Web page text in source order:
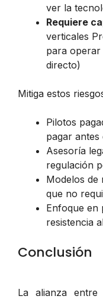
ver la
Requiere
verticales
para operar
directo)
Mitiga estos
Pilotos
pagar antes
Asesoría
regulación
Modelos de
que no
Enfoque en
resistencia
Conclusión
La alianza entre